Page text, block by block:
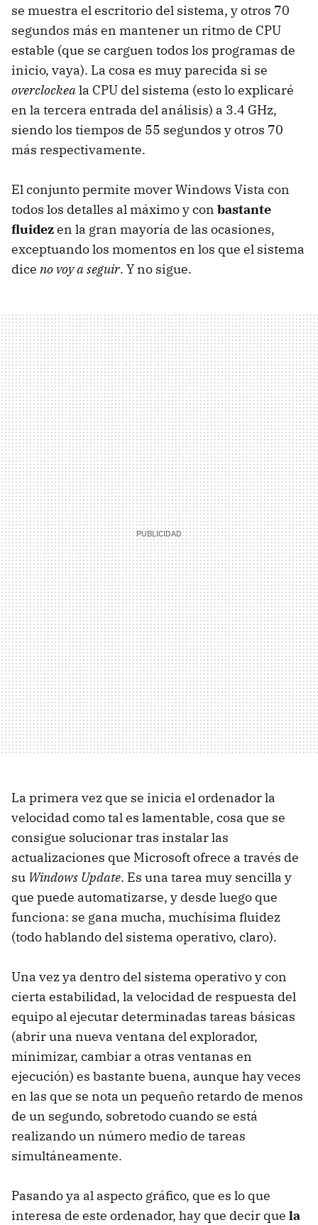
se muestra el escritorio del sistema, y otros 70
segundos más en mantener un ritmo de CPU
estable (que se carguen todos los programas de
inicio, vaya). La cosa es muy parecida si se
overclockeala CPU del sistema (esto lo explicaré
en la tercera entrada del análisis) a 3.4 GHz,
siendo los tiempos de 55 segundos y otros 70
más respectivamente.
El conjunto permite mover Windows Vista con
todos los detalles al máximo y con bastante
fluidezen la gran mayoría de las ocasiones,
exceptuando los momentos en los que el sistema
dice no voy a seguir. Y no sigue.
La primera vez que se inicia el ordenador la
velocidad como tal es lamentable, cosa que se
consigue solucionar tras instalar las
actualizaciones que Microsoft ofrece a través de
su Windows Update. Es una tarea muy sencilla y
que puede automatizarse, y desde luego que
funciona: se gana mucha, muchísima fluidez
(todo hablando del sistema operativo, claro).
Una vez ya dentro del sistema operativo y con
cierta estabilidad, la velocidad de respuesta del
equipo al ejecutar determinadas tareas básicas
(abrir una nueva ventana del explorador,
minimizar, cambiar a otras ventanas en
ejecución) es bastante buena, aunque hay veces
en las que se nota un pequeño retardo de menos
de un segundo, sobretodo cuando se está
realizando un número medio de tareas
simultáneamente.
Pasando ya al aspecto gráfico, que es lo que
interesa de este ordenador, hay que decir que la